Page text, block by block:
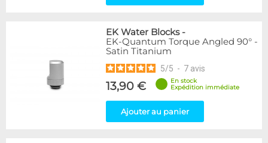
EK Water Blocks-
EK-Quantum Torque Angled 90° -
Satin Titanium
5/5 - 7 avis
13,90 €
En stock
Expédition immédiate
Ajouter au panier